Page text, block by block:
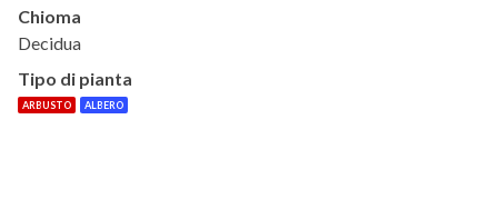
Chioma
Decidua
Tipo di pianta
ARBUSTO ALBERO